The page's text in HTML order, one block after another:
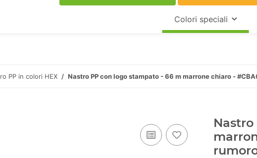
Colori speciali
PP in colori HEX Nastro PP con logo stampato - 66 m marrone chiaro -